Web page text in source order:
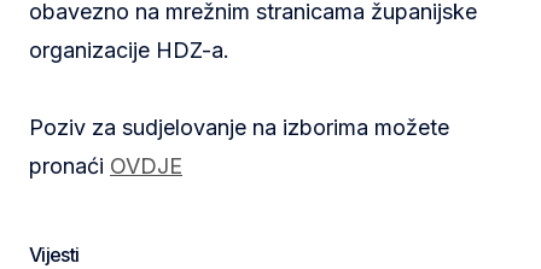
obavezno na mrežnim stranicama županijske
organizacije HDZ-a.
Poziv za sudjelovanje na izborima možete
pronaći OVDJE
Vijesti